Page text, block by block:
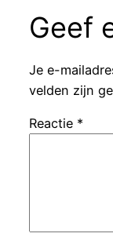
Geef
Je e-
velden zijn
Reactie *